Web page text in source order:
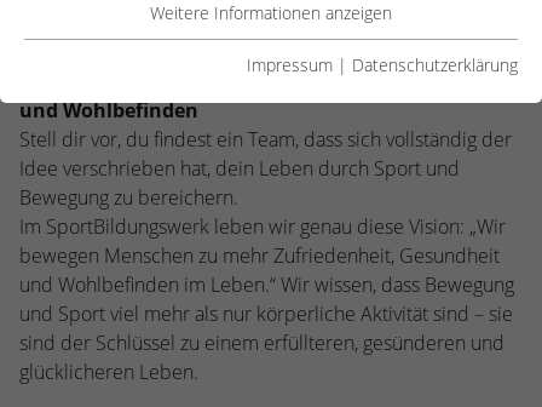
01.05.2024
SportBildungswerk Allgemein
Unsere Vision: Bewegung für mehr Zufriedenheit
und Wohlbefinden
Stell dir vor, du findest ein Team, dass sich vollständig der
Idee verschrieben hat, dein Leben durch Sport und
Bewegung zu bereichern.
Im SportBildungswerk leben wir genau diese Vision: „Wir
bewegen Menschen zu mehr Zufriedenheit, Gesundheit
und Wohlbefinden im Leben.“ Wir wissen, dass Bewegung
und Sport viel mehr als nur körperliche Aktivität sind – sie
sind der Schlüssel zu einem erfüllteren, gesünderen und
glücklicheren Leben.
Essentielle Cookies werden für grundlegende Funktionen der
Webseite einwandfrei funktioniert.
Name cookie_optin
Anbieter TYPO3
Laufzeit 1 Jahr
Zweck
Enthält die gewählten Cookie-
Einstellungen.
Cookie-Informationen anzeigen
Statistiken
Diese Gruppe beinhaltet alle Skripte für analytisches Tracking
und zugehörige Cookies. Es hilft uns die Nutzererfahrung der
Website zu verbessern.
Name _ga
Cookie-Informationen anzeigen
Weitere Informationen anzeigen
Impressum | Datenschutzerklärung